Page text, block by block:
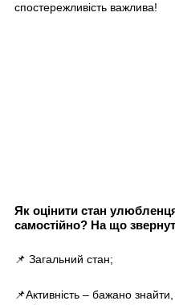
спостережливість важлива!
Як оцінити стан
самостійно? На що
📌 Загальний стан;
📌Активність – бажано